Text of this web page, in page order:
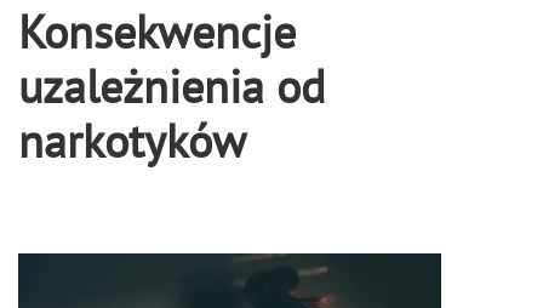
Konsekwencje
uzależnienia od
narkotyków